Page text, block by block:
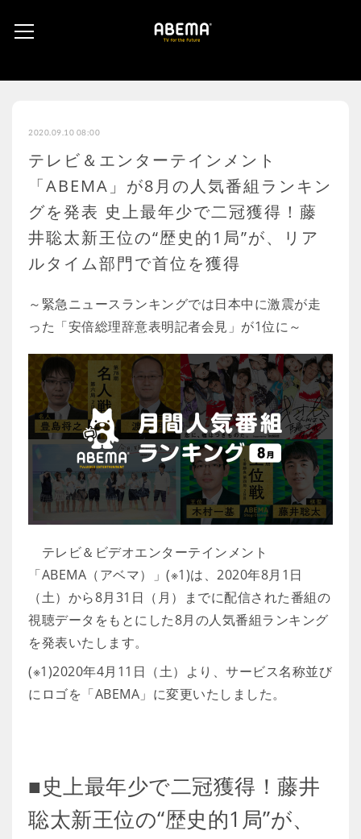
2020.09.10 08:00
テレビ＆エンターテインメント
「ABEMA」が8月の人気番組ランキン
グを発表 史上最年少で二冠獲得！藤
井聡太新王位の“歴史的1局”が、リア
ルタイム部門で首位を獲得
～緊急ニュースランキングでは日本中に激震が走
った「安倍総理辞意表明記者会見」が1位に～
テレビ＆ビデオエンターテインメント
「ABEMA（アベマ）」(※1)は、2020年8月1日
（土）から8月31日（月）までに配信された番組の
視聴データをもとにした8月の人気番組ランキング
を発表いたします。
(※1)2020年4月11日（土）より、サービス名称並び
にロゴを「ABEMA」に変更いたしました。
■史上最年少で二冠獲得！藤井
聡太新王位の“歴史的1局”が、